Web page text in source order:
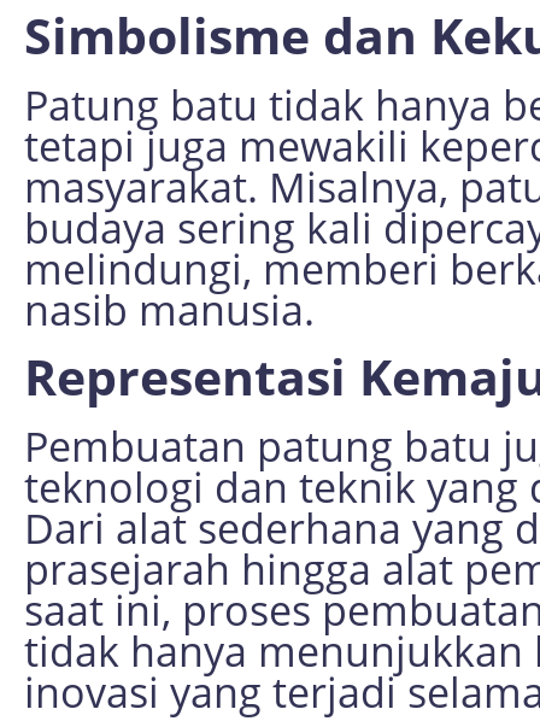
Simbolisme dan
Patung batu tidak hanya
tetapi juga mewakili
masyarakat. Misalnya,
budaya sering kali
melindungi, memberi
nasib manusia.
Representasi
Pembuatan patung batu
teknologi dan teknik yang
Dari alat sederhana yang
prasejarah hingga alat
saat ini, proses
tidak hanya
inovasi yang terjadi